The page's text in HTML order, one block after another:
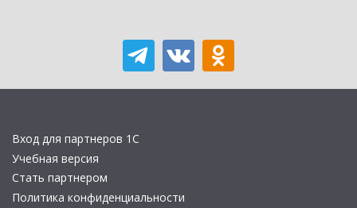
Вход для партнеров 1С
Учебная версия
Стать партнером
Политика конфиденциальности